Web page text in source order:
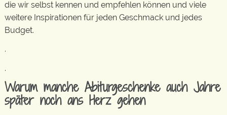
die wir selbst kennen und empfehlen können und viele
weitere Inspirationen für jeden Geschmack und jedes
Budget.
.
.
Warum manche Abiturgeschenke auch Jahre
später noch ans Herz gehen